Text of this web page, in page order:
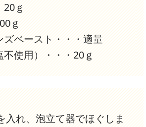
ｇ
ｇ
ズペースト・・・適量
使用）・・・20ｇ
入れ、泡立て器でほぐしま